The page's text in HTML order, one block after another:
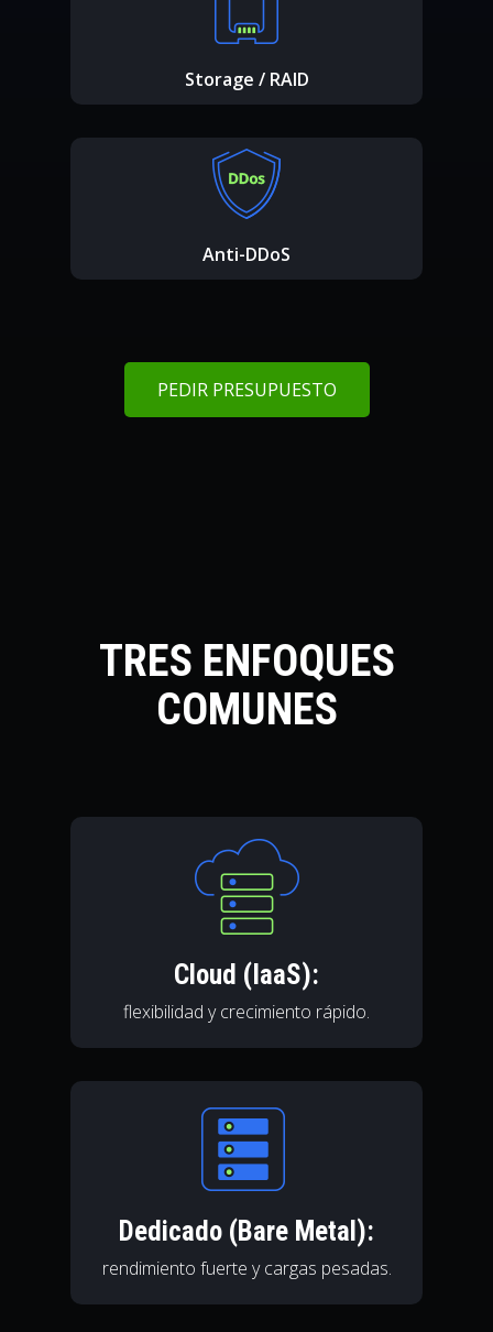
Storage / RAID
Anti-DDoS
PEDIR PRESUPUESTO
TRES ENFOQUES
COMUNES
Cloud (IaaS):
flexibilidad y crecimiento rápido.
Dedicado (Bare Metal):
rendimiento fuerte y cargas pesadas.